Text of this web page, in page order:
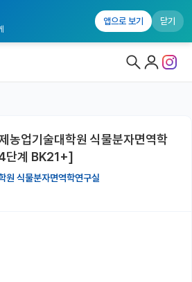
앱으로 보기 닫기
농업기술대학원 식물분자면역학
단계 BK21+]
원 식물분자면역학연구실